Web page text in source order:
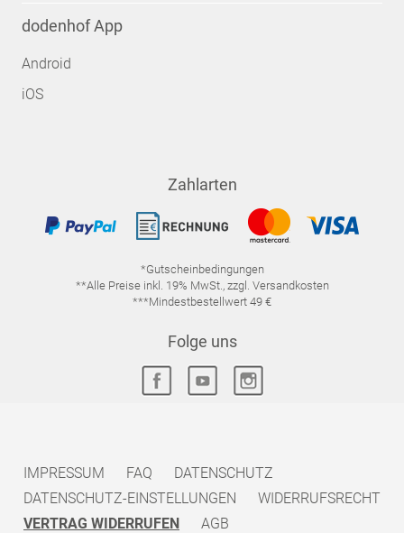
dodenhof App
Android
iOS
Zahlarten
*Gutscheinbedingungen
**Alle Preise inkl. 19% MwSt., zzgl. Versandkosten
***Mindestbestellwert 49 €
Folge uns
IMPRESSUM FAQ
DATENSCHUTZ
DATENSCHUTZ-EINSTELLUNGEN
WIDERRUFSRECHT
VERTRAG WIDERRUFEN
AGB